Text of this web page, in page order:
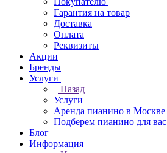
Гарантия на товар
Доставка
Оплата
Реквизиты
Акции
Бренды
Услуги
Назад
Услуги
Аренда пианино в Москве
Подберем пианино для вас
Блог
Информация